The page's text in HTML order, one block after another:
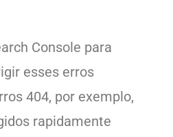
Console para
esses erros
404, por exemplo,
rapidamente